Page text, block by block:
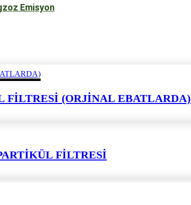
Emisyon
FİLTRESİ (ORJİNAL EBATLARDA)
FİLTRESİ